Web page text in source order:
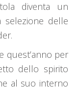
diventa un
delle
quest’anno per
dello spirito
al suo interno